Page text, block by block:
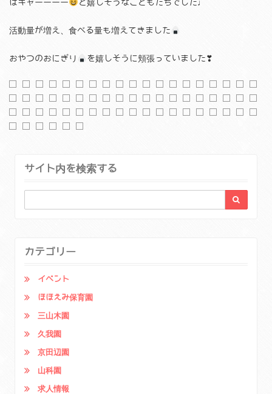
はキャーーーー と嬉しそうなこどもたちでした♩
活動量が増え、食べる量も増えてきました
おやつのおにぎり を嬉しそうに頬張っていました❣
サイト内を検索する
カテゴリー
イベント
ほほえみ保育園
三山木園
久我園
京田辺園
山科園
求人情報